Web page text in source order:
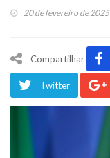
20 de fevereiro de 2025
Compartilhar
Twitter